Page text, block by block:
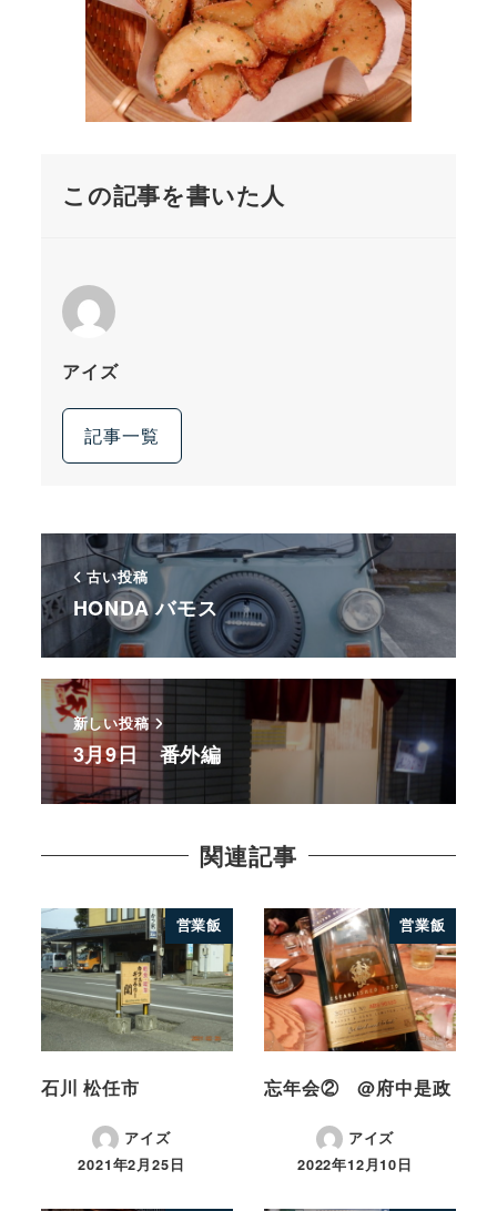
この記事を書いた人
アイズ
記事一覧
古い投稿
HONDA バモス
新しい投稿
3月9日 番外編
関連記事
営業飯
石川 松任市
アイズ
2021年2月25日
営業飯
忘年会② @府中是政
アイズ
2022年12月10日